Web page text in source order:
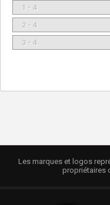
1 - 4
2 - 4
3 - 4
Les marques et logos
propriétaires